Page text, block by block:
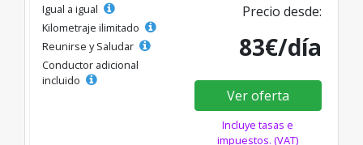
Igual a igual
Kilometraje ilimitado
Reunirse y Saludar
Conductor adicional
incluido
Precio desde:
83€/día
Ver oferta
Incluye tasas e
impuestos. (VAT)